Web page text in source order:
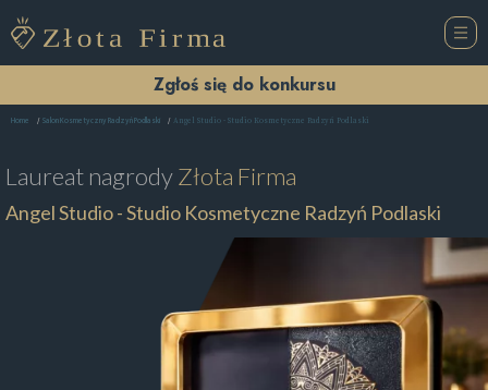
Zgłoś się do konkursu
Home Salon Kosmetyczny Radzyń Podlaski Angel Studio - Studio Kosmetyczne Radzyń Podlaski
Laureat nagrodyZłota Firma
Angel Studio - Studio Kosmetyczne Radzyń Podlaski